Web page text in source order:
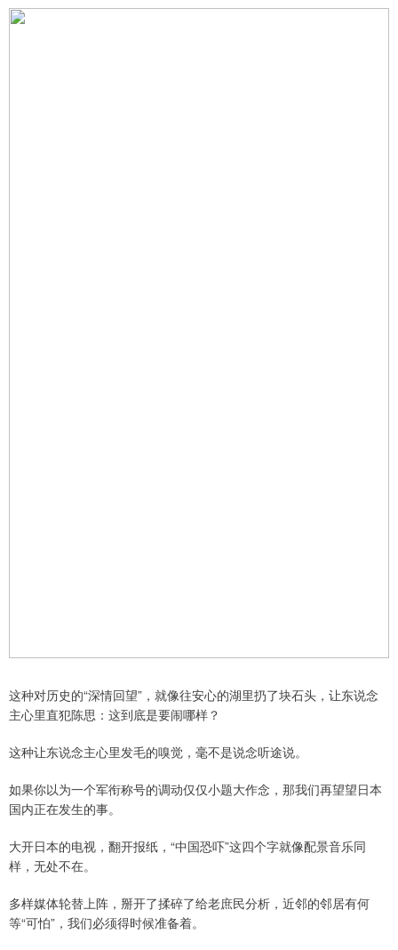
这种对历史的“深情回望”，就像往安心的湖里扔了块石头，让东说念
主心里直犯陈思：这到底是要闹哪样？
这种让东说念主心里发毛的嗅觉，毫不是说念听途说。
如果你以为一个军衔称号的调动仅仅小题大作念，那我们再望望日本
国内正在发生的事。
大开日本的电视，翻开报纸，“中国恐吓”这四个字就像配景音乐同
样，无处不在。
多样媒体轮替上阵，掰开了揉碎了给老庶民分析，近邻的邻居有何
等“可怕”，我们必须得时候准备着。